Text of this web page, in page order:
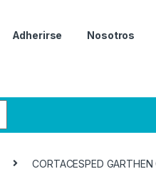
Adherirse Nosotros
CORTACESPED